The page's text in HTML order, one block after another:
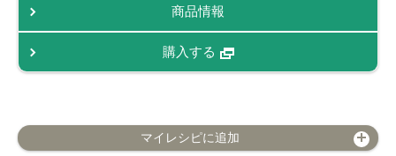
商品情報
購入する
マイレシピに追加